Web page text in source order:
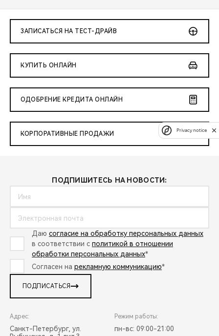
ЗАПИСАТЬСЯ НА ТЕСТ-ДРАЙВ
КУПИТЬ ОНЛАЙН
ОДОБРЕНИЕ КРЕДИТА ОНЛАЙН
КОРПОРАТИВНЫЕ ПРОДАЖИ
ПОДПИШИТЕСЬ НА НОВОСТИ:
Даю согласие на обработку персональных данных
в соответствии с политикой в отношении
обработки персональных данных*
Согласен на рекламную коммуникацию*
ПОДПИСАТЬСЯ
Адрес:
Санкт-Петербург, ул.
Режим работы:
пн-вс: 09:00-21:00
Privacy notice